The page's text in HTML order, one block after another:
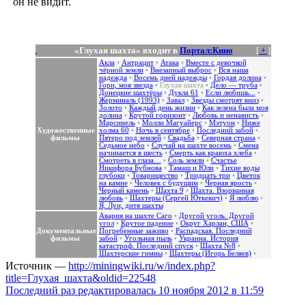
[+ ]
«Глухая шахта» входит в Портал:Кино
Художественные
фильмы
Акла• Антрацит• Атака• Вместе с девочкой
чёрной земли• Внезапный выброс• Вся наша
надежда• Восемь дней надежды• Гордая долина•
Гори, моя звезда• Глухая шахта • Дело — труба•
Донецкие шахтёры• Дукла 61 • Если любишь...
•
Жерминаль (1993)• Завал• Звезды смотрят вниз•
Золото • Каждый день жизни• Как зелена была моя
долина• Крутой горизонт• Любовь и ненависть•
Марсинель• Молли Магуайерс• Мэтуон• Ниже
холма 60 • Ночь в сентябре• Последний забой•
Пятеро под землей• Свадьба• Северная страна•
Седьмое небо • Случай на шахте восемь• Смена
начинается в шесть• Смерть как краюха хлеба•
Смотреть в глаза…
• Соль земли• Счастье
Никифора Бубнова• Тамаш и Юли• Тихие воды
глубоки• Товарищество • Тридцать три• Цветок
на камне• Человек с будущим• Черная ярость•
Черный камень• Шахта 9 • Шахта. Взорванная
любовь• Шахтеры (Сергей Юткевич)• Я люблю•
Я, Луи, дитя шахты
Документальные
фильмы
Авария на шахте Саго • Другой уголь. Другой
угол• Крутое падение• Округ Харлан, США •
Погребенные заживо • Распадская. Последний
забой• Угольная пыль• Украина. История
катастроф. Последний спуск• Шахта №8 •
Шахтерские гимны• Шахтеры (Игорь Беляев)•
Источник — http://miningwiki.ru/w/index.php?
title=Глухая_шахта&oldid=22548
Последний раз редактировалась 10 ноября 2012 в 11:59